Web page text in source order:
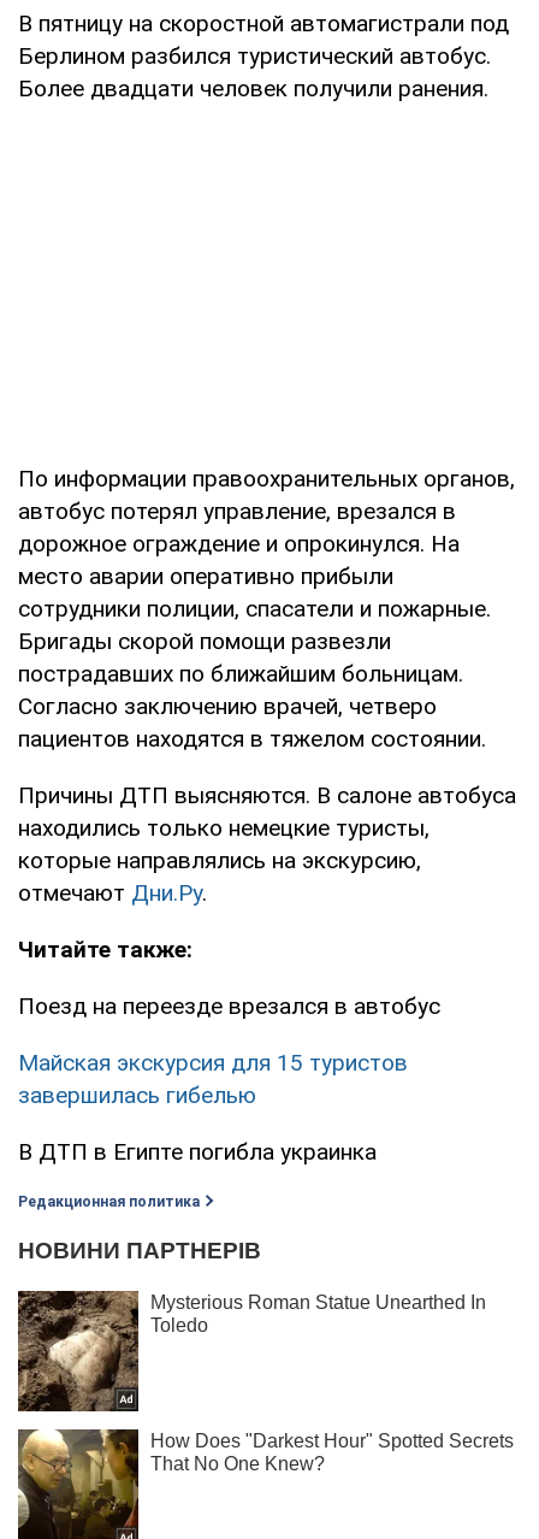
В пятницу на скоростной автомагистрали под
Берлином разбился туристический автобус.
Более двадцати человек получили ранения.
По информации правоохранительных органов,
автобус потерял управление, врезался в
дорожное ограждение и опрокинулся. На
место аварии оперативно прибыли
сотрудники полиции, спасатели и пожарные.
Бригады скорой помощи развезли
пострадавших по ближайшим больницам.
Согласно заключению врачей, четверо
пациентов находятся в тяжелом состоянии.
Причины ДТП выясняются. В салоне автобуса
находились только немецкие туристы,
которые направлялись на экскурсию,
отмечают Дни.Ру.
Читайте также:
Поезд на переезде врезался в автобус
Майская экскурсия для 15 туристов
завершилась гибелью
В ДТП в Египте погибла украинка
Редакционная политика